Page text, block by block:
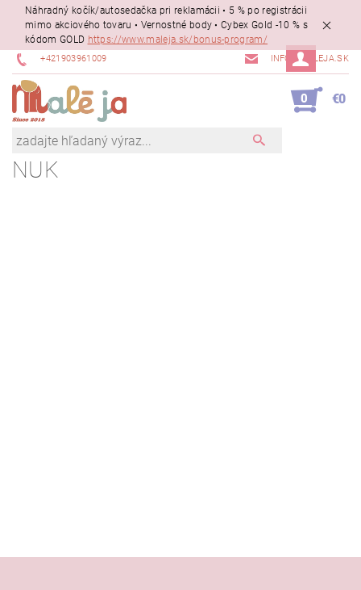
Náhradný kočík/autosedačka pri reklamácii • 5 % po registrácii
mimo akciového tovaru • Vernostné body • Cybex Gold -10 % s
kódom GOLD https://www.maleja.sk/bonus-program/
+421903961009 INFO@MALEJA.SK
0 €0
NUK